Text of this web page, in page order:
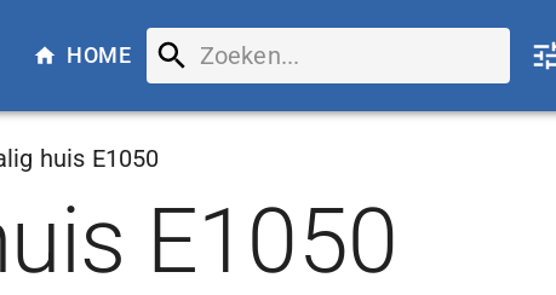
HOME
huis E1050
E1050